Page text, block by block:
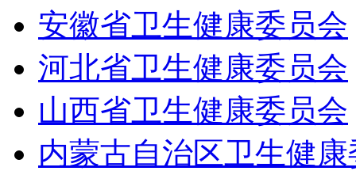
安徽省卫生健康委员会
河北省卫生健康委员会
山西省卫生健康委员会
内蒙古自治区卫生健